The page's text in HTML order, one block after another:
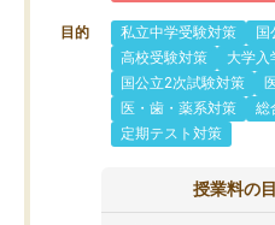
目的 私立中学受験対策
国
高校受験対策
大学入
国公立2次試験対策
医・歯・薬系対策
総
定期テスト対策
授業料の